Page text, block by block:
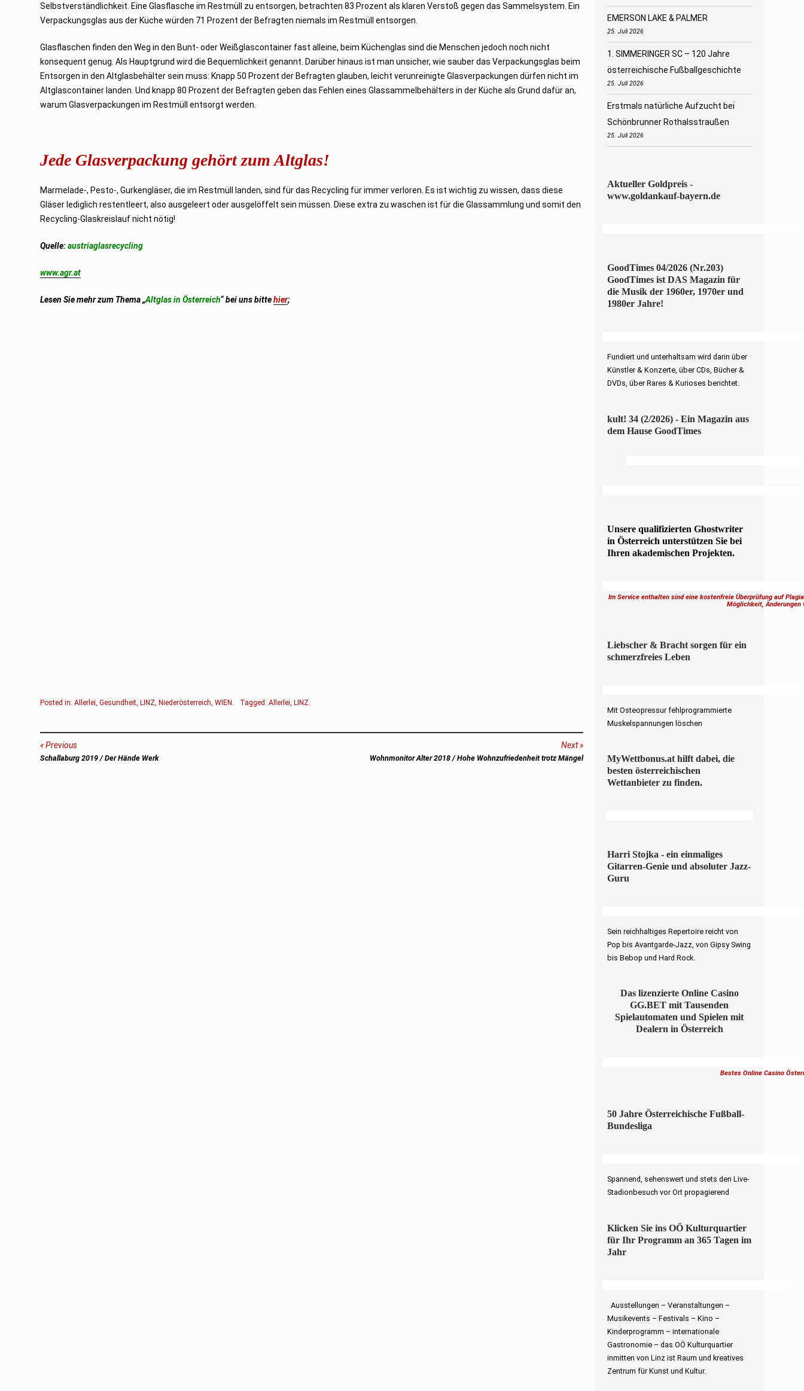
Selbstverständlichkeit. Eine Glasflasche im Restmüll zu entsorgen, betrachten 83 Prozent als klaren Verstoß gegen das Sammelsystem. Ein
Verpackungsglas aus der Küche würden 71 Prozent der Befragten niemals im Restmüll entsorgen.
Glasflaschen finden den Weg in den Bunt- oder Weißglascontainer fast alleine, beim Küchenglas sind die Menschen jedoch noch nicht
konsequent genug. Als Hauptgrund wird die Bequemlichkeit genannt. Darüber hinaus ist man unsicher, wie sauber das Verpackungsglas beim
Entsorgen in den Altglasbehälter sein muss: Knapp 50 Prozent der Befragten glauben, leicht verunreinigte Glasverpackungen dürfen nicht im
Altglascontainer landen. Und knapp 80 Prozent der Befragten geben das Fehlen eines Glassammelbehälters in der Küche als Grund dafür an,
warum Glasverpackungen im Restmüll entsorgt werden.
Jede Glasverpackung gehört zum Altglas!
Marmelade-, Pesto-, Gurkengläser, die im Restmüll landen, sind für das Recycling für immer verloren. Es ist wichtig zu wissen, dass diese
Gläser lediglich restentleert, also ausgeleert oder ausgelöffelt sein müssen. Diese extra zu waschen ist für die Glassammlung und somit den
Recycling-Glaskreislauf nicht nötig!
Quelle:austriaglasrecycling
www.agr.at
Lesen Sie mehr zum Thema „Altglas in Österreich“ bei uns bittehier;
Posted in:Allerlei ,Gesundheit ,LINZ ,Niederösterreich ,WIEN Tagged:Allerlei ,LINZ
Beitragsnavigation
Previous
Previous
Schallaburg 2019 / Der Hände Werk
Next
Next
Wohnmonitor Alter 2018 / Hohe Wohnzufriedenheit trotz Mängel
EMERSON LAKE & PALMER
25. Juli 2026
1. SIMMERINGER SC – 120 Jahre
österreichische Fußballgeschichte
25. Juli 2026
Erstmals natürliche Aufzucht bei
Schönbrunner Rothalsstraußen
25. Juli 2026
Aktueller Goldpreis -
www.goldankauf-bayern.de
GoodTimes 04/2026 (Nr.203)
GoodTimes ist DAS Magazin für
die Musik der 1960er, 1970er und
1980er Jahre!
Fundiert und unterhaltsam wird darin über
Künstler & Konzerte, über CDs, Bücher &
DVDs, über Rares & Kurioses berichtet.
kult! 34 (2/2026) - Ein Magazin aus
dem Hause GoodTimes
Unsere qualifizierten Ghostwriter
in Österreich unterstützen Sie bei
Ihren akademischen Projekten.
Im Service enthalten sind eine kostenfreie Überprüfung auf
Möglichkeit,
Liebscher & Bracht sorgen für ein
schmerzfreies Leben
Mit Osteopressur fehlprogrammierte
Muskelspannungen löschen
MyWettbonus.at hilft dabei, die
besten österreichischen
Wettanbieter zu finden.
Harri Stojka - ein einmaliges
Gitarren-Genie und absoluter Jazz-
Guru
Sein reichhaltiges Repertoire reicht von
Pop bis Avantgarde-Jazz, von Gipsy Swing
bis Bebop und Hard Rock.
Das lizenzierte Online Casino
GG.BET mit Tausenden
Spielautomaten und Spielen mit
Dealern in Österreich
Bestes Online Casino
50 Jahre Österreichische Fußball-
Bundesliga
Spannend, sehenswert und stets den Live-
Stadionbesuch vor Ort propagierend
Klicken Sie ins OÖ Kulturquartier
für Ihr Programm an 365 Tagen im
Jahr
Ausstellungen – Veranstaltungen –
Musikevents – Festivals – Kino –
Kinderprogramm – internationale
Gastronomie – das OÖ Kulturquartier
inmitten von Linz ist Raum und kreatives
Zentrum für Kunst und Kultur.